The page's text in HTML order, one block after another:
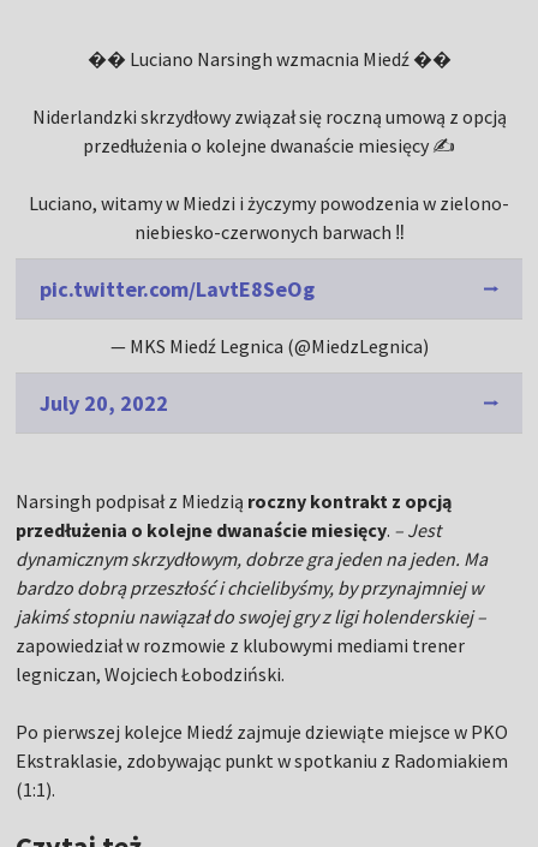
�� Luciano Narsingh wzmacnia Miedź ��
Niderlandzki skrzydłowy związał się roczną umową z opcją
przedłużenia o kolejne dwanaście miesięcy ✍️
Luciano, witamy w Miedzi i życzymy powodzenia w zielono-
niebiesko-czerwonych barwach ‼️
pic.twitter.com/LavtE8SeOg
— MKS Miedź Legnica (@MiedzLegnica)
July 20, 2022
Narsingh podpisał z Miedzią roczny kontrakt z opcją
przedłużenia o kolejne dwanaście miesięcy. – Jest
dynamicznym skrzydłowym, dobrze gra jeden na jeden. Ma
bardzo dobrą przeszłość i chcielibyśmy, by przynajmniej w
jakimś stopniu nawiązał do swojej gry z ligi holenderskiej –
zapowiedział w rozmowie z klubowymi mediami trener
legniczan, Wojciech Łobodziński.
Po pierwszej kolejce Miedź zajmuje dziewiąte miejsce w PKO
Ekstraklasie, zdobywając punkt w spotkaniu z Radomiakiem
(1:1).